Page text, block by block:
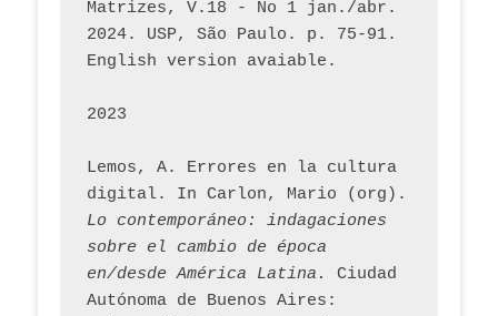
Matrizes, V.18 - No 1 jan./abr.
2024. USP, São Paulo. p. 75-91.
English version avaiable.
2023
Lemos, A. Errores en la cultura
Lo contemporáneo: indagaciones
sobre el cambio de época
en/desde América Latina.
Ciudad
Autónoma de Buenos Aires: